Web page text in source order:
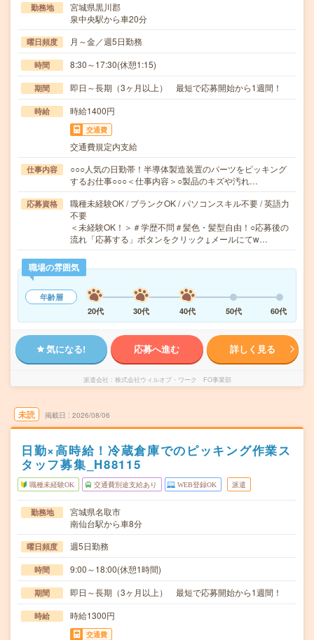
勤務地
宮城県黒川郡
泉中央駅から車20分
曜日頻度 月～金／週5日勤務
時間 8:30～17:30(休憩1:15)
期間 即日～長期（3ヶ月以上） 最短で応募開始から1週間！
時給 時給1400円
交通費
交通費規定内支給
仕事内容
○○○人気の日勤帯！半導体製造装置のパーツをピッキング
するお仕事○○○＜仕事内容＞○製品のキズや汚れ…
応募資格
職種未経験OK / ブランクOK / パソコンスキル不要 / 英語力
不要
＜未経験OK！＞＃学歴不問＃髪色・髪型自由！○応募後の
流れ「応募する」ボタンをクリック↓メールにてw…
職場の雰囲気
年齢層
20代
30代 40代 50代 60代
気になる! 応募へ進む 詳しく見る
派遣会社 株式会社ウィルオブ・ワーク FO事業部
未読 掲載日 2026/08/06
日勤×高時給！冷蔵倉庫でのピッキング作業ス
タッフ募集_H88115
職種未経験OK 交通費別途支給あり WEB登録OK 派遣
勤務地
宮城県名取市
南仙台駅から車8分
曜日頻度 週5日勤務
時間 9:00～18:00(休憩1時間)
期間 即日～長期（3ヶ月以上） 最短で応募開始から1週間！
時給 時給1300円
交通費